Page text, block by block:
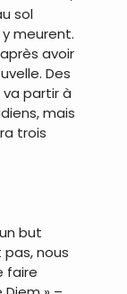
sol
meurent.
avoir
Des
partir à
mais
trois
but
nous
faire